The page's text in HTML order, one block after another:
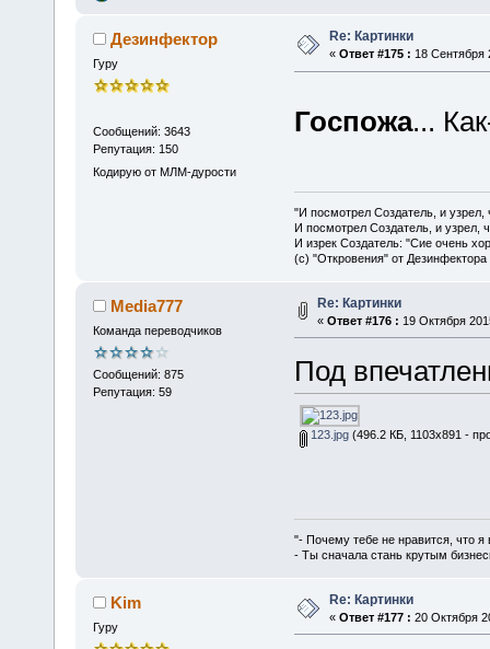
Дезинфектор
Гуру
Сообщений: 3643
Репутация: 150
Кодирую от МЛМ-дурости
Re: Картинки
« Ответ #175 : 18 Сентября
Госпожа...
"И посмотрел Создатель, и
И посмотрел Создатель, и узрел,
И изрек Создатель: "Сие очень
(с) "Откровения" от Дезинфектора
Media777
Команда переводчиков
Сообщений: 875
Репутация: 59
Re: Картинки
« Ответ #176 : 19 Октября
Под
123.jpg(496.2 КБ, 1103x891 -
"- Почему тебе не нравится, что я
- Ты сначала стань крутым
Kim
Гуру
Re: Картинки
« Ответ #177 : 20 Октября